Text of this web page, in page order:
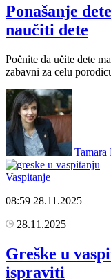
Ponašanje
naučiti dete
Počnite da učite dete
zabavni za celu
Tamara
Vaspitanje
08:59 28.11.2025
28.11.2025
Greške u
ispraviti